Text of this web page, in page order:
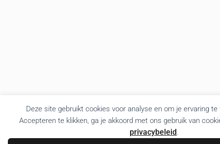
Deze site gebruikt cookies voor analyse en om je ervaring
Accepteren te klikken, ga je akkoord met ons gebruik van
privacybeleid.